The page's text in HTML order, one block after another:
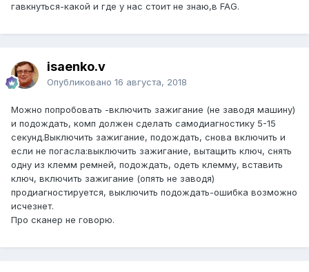
гавкнуться-какой и где у нас стоит не знаю,в FAG.
isaenko.v
Опубликовано 16 августа, 2018
Можно попробовать -включить зажигание (не заводя машину)
и подождать, комп должен сделать самодиагностику 5-15
секунд.Выключить зажигание, подождать, снова включить и
если не погасла:выключить зажигание, вытащить ключ, снять
одну из клемм ремней, подождать, одеть клемму, вставить
ключ, включить зажигание (опять не заводя)
продиагностируется, выключить подождать-ошибка возможно
исчезнет.
Про сканер не говорю.